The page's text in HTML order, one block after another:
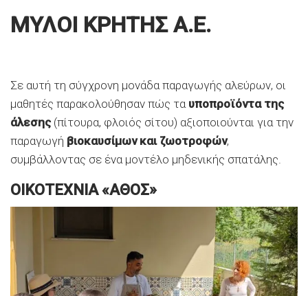
ΜΥΛΟΙ ΚΡΗΤΗΣ Α.Ε.
Σε αυτή τη σύγχρονη μονάδα παραγωγής αλεύρων, οι
μαθητές παρακολούθησαν πώς τα υποπροϊόντα της
άλεσης(πίτουρα, φλοιός σίτου) αξιοποιούνται για την
παραγωγή βιοκαυσίμων και ζωοτροφών,
συμβάλλοντας σε ένα μοντέλο μηδενικής σπατάλης.
ΟΙΚΟΤΕΧΝΙΑ «ΑΘΟΣ»